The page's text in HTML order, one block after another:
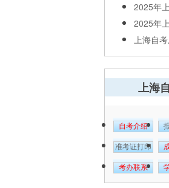
2025年
2025年
上海自
上海
自考介绍
准考证打印
考办联系